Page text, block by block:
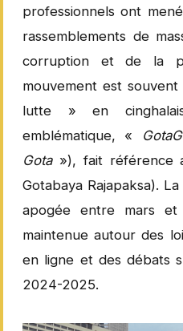
professionnels ont
rassemblements de
corruption et de la
mouvement est
lutte » en
emblématique, «
Gota»), fait référence
Gotabaya Rajapaksa).
apogée entre mars et
maintenue autour des
en ligne et des débats
2024-2025.